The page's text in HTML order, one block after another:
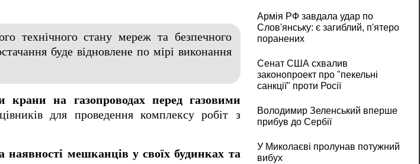
технічного стану мереж та безпечного
буде відновлене по мірі виконання
крани на газопроводах перед газовими
для проведення комплексу робіт з
наявності мешканців у своїх будинках та
Армія РФ завдала удар по
Слов'янську: є загиблий, п'ятеро
поранених
Сенат США схвалив
законопроект про "пекельні
санкції" проти Росії
Володимир Зеленський вперше
прибув до Сербії
У Миколаєві пролунав потужний
вибух